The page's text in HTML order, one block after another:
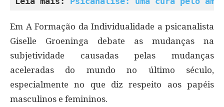
Em A Formação da Individualidade a psicanalista
Giselle Groeninga debate as mudanças na
subjetividade causadas pelas mudanças
aceleradas do mundo no último século,
especialmente no que diz respeito aos papéis
masculinos e femininos.